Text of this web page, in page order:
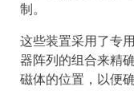
制。
这些装置采用了专
器阵列的组合来精
磁体的位置，以便